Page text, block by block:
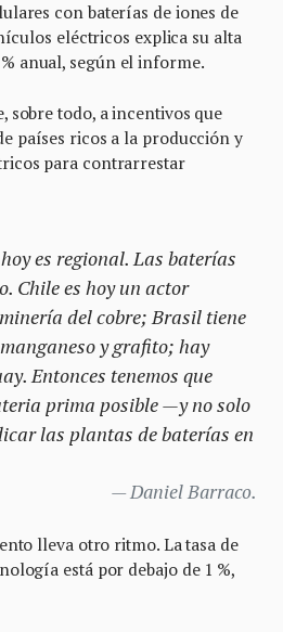
con baterías de iones de
eléctricos explica su alta
anual, según el informe.
sobre todo, a incentivos que
países ricos a la producción y
para contrarrestar
es regional. Las baterías
Chile es hoy un actor
del cobre; Brasil tiene
y grafito; hay
Entonces tenemos que
prima posible —y no solo
las plantas de baterías en
Daniel Barraco.
lleva otro ritmo. La tasa de
está por debajo de 1 %,